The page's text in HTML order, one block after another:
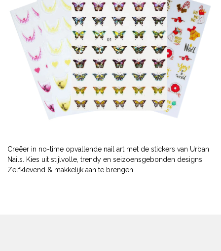
Creëer in no-time opvallende nail art met de stickers van Urban
Nails. Kies uit stijlvolle, trendy en seizoensgebonden designs.
Zelfklevend & makkelijk aan te brengen.